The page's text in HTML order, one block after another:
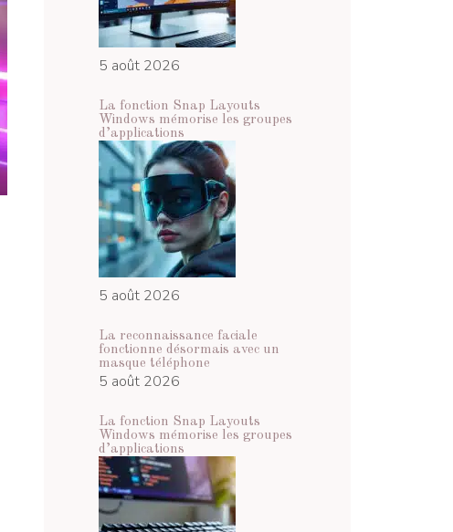
5 août 2026
La fonction Snap Layouts
Windows mémorise les groupes
d’applications
5 août 2026
La reconnaissance faciale
fonctionne désormais avec un
masque téléphone
5 août 2026
La fonction Snap Layouts
Windows mémorise les groupes
d’applications